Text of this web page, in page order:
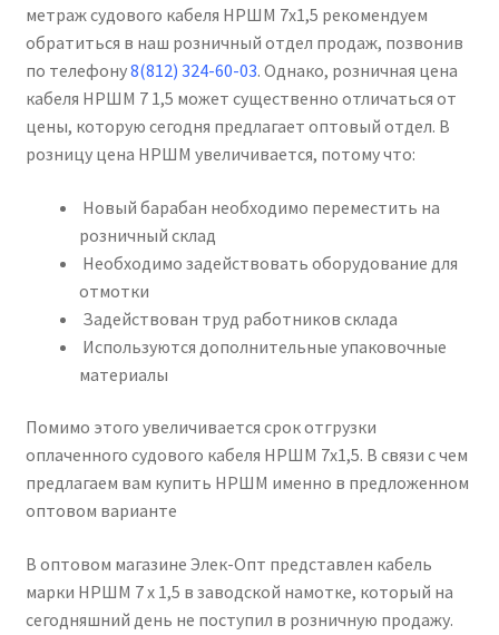
метраж судового кабеля НРШМ 7х1,5 рекомендуем
обратиться в наш розничный отдел продаж, позвонив
по телефону8(812) 324-60-03. Однако, розничная цена
кабеля НРШМ 7 1,5 может существенно отличаться от
цены, которую сегодня предлагает оптовый отдел. В
розницу цена НРШМ увеличивается, потому что:
Новый барабан необходимо переместить на
розничный склад
Необходимо задействовать оборудование для
отмотки
Задействован труд работников склада
Используются дополнительные упаковочные
материалы
Помимо этого увеличивается срок отгрузки
оплаченного судового кабеля НРШМ 7х1,5. В связи с чем
предлагаем вам купить НРШМ именно в предложенном
оптовом варианте
В оптовом магазине Элек-Опт представлен кабель
марки НРШМ 7 х 1,5 в заводской намотке, который на
сегодняшний день не поступил в розничную продажу.